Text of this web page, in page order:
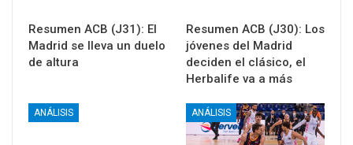
Resumen ACB (J31): El
Madrid se lleva un duelo
de altura
Resumen ACB (J30): Los
jóvenes del Madrid
deciden el clásico, el
Herbalife va a más
ANÁLISIS ANÁLISIS